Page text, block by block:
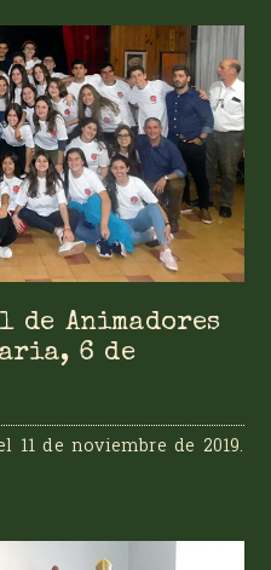
Animadores
6 de
11 de noviembre de 2019.